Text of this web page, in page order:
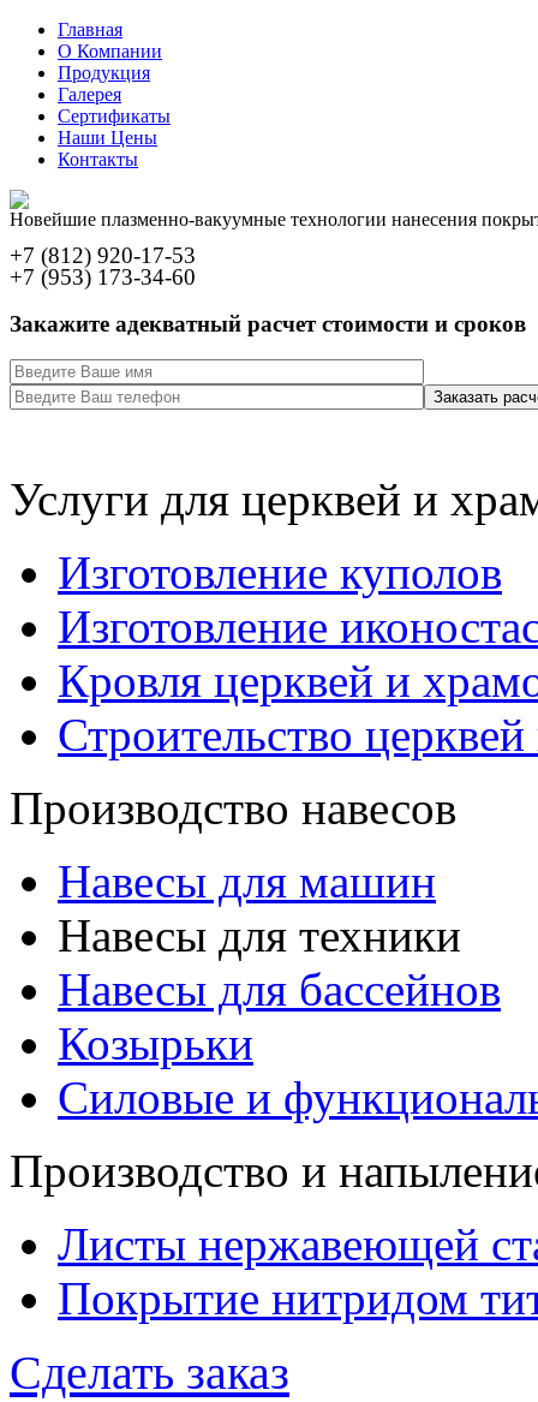
Главная
О Компании
Продукция
Галерея
Сертификаты
Наши Цены
Контакты
Новейшие плазменно-вакуумные технологии нанесения
+7 (812) 920-17-53
+7 (953) 173-34-60
Закажите адекватный расчет стоимости и сроков
Услуги для церквей и
Изготовление куполов
Изготовление
Кровля церквей и
Строительство
Производство навесов
Навесы для машин
Навесы для техники
Навесы для бассейнов
Козырьки
Силовые и
Производство и
Листы нержавеющей
Покрытие нитридом
Сделать заказ